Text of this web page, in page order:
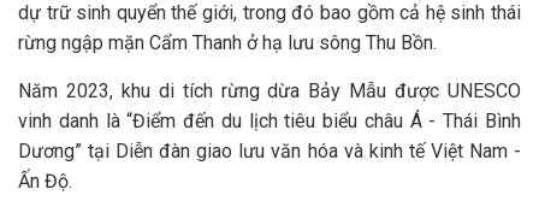
dự trữ sinh quyển thế giới, trong đó bao gồm cả hệ sinh thái
rừng ngập mặn Cẩm Thanh ở hạ lưu sông Thu Bồn.
Năm 2023, khu di tích rừng dừa Bảy Mẫu được UNESCO
vinh danh là “Điểm đến du lịch tiêu biểu châu Á - Thái Bình
Dương” tại Diễn đàn giao lưu văn hóa và kinh tế Việt Nam -
Ấn Độ.